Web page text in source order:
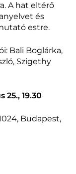
A hat eltérő
és
estre.
Bali Boglárka,
Szigethy
25., 19.30
Budapest,